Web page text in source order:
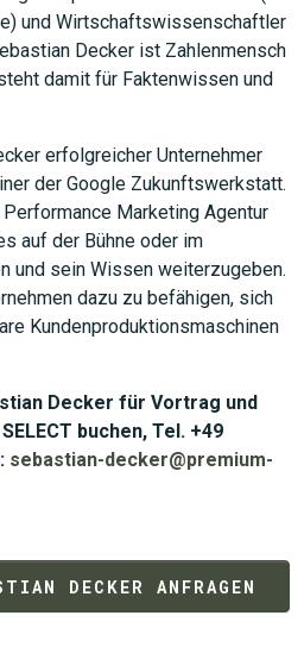
und Wirtschaftswissenschaftler
Decker ist Zahlenmensch
damit für Faktenwissen und
erfolgreicher Unternehmer
der Google Zukunftswerkstatt.
Marketing Agentur
auf der Bühne oder im
und sein Wissen weiterzugeben.
dazu zu befähigen, sich
Kundenproduktionsmaschinen
Decker für Vortrag und
buchen, Tel. +49
sebastian-decker@premium-
DECKER ANFRAGEN